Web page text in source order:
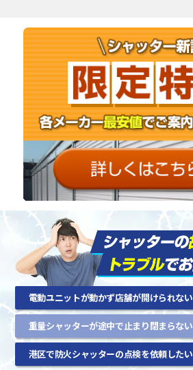
電動ユニットが動かず店舗が開けられない
重量シャッターが途中で止まり閉まらない
港区で防火シャッターの点検を依頼したい